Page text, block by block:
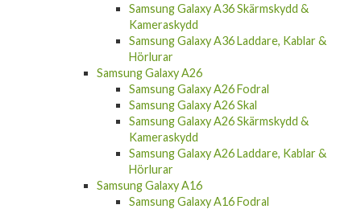
Samsung Galaxy A36 Skärmskydd &
Kameraskydd
Samsung Galaxy A36 Laddare, Kablar &
Hörlurar
Samsung Galaxy A26
Samsung Galaxy A26 Fodral
Samsung Galaxy A26 Skal
Samsung Galaxy A26 Skärmskydd &
Kameraskydd
Samsung Galaxy A26 Laddare, Kablar &
Hörlurar
Samsung Galaxy A16
Samsung Galaxy A16 Fodral